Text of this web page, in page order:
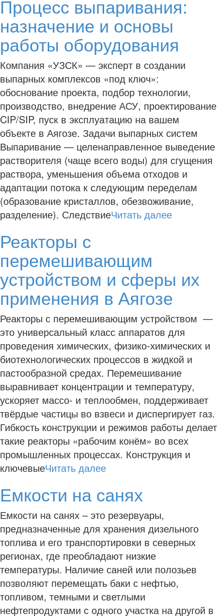
Процесс выпаривания:
назначение и основы
работы оборудования
Компания «УЗСК» — эксперт в создании
выпарных комплексов «под ключ»:
обоснование проекта, подбор технологии,
производство, внедрение АСУ, проектирование
CIP/SIP, пуск в эксплуатацию на вашем
объекте в Аягозе. Задачи выпарных систем
Выпаривание — целенаправленное выведение
растворителя (чаще всего воды) для сгущения
раствора, уменьшения объема отходов и
адаптации потока к следующим переделам
(образование кристаллов, обезвоживание,
разделение). СледствиеЧитать далее
Реакторы с
перемешивающим
устройством и сферы их
применения в Аягозе
Реакторы с перемешивающим устройством —
это универсальный класс аппаратов для
проведения химических, физико-химических и
биотехнологических процессов в жидкой и
пастообразной средах. Перемешивание
выравнивает концентрации и температуру,
ускоряет массо- и теплообмен, поддерживает
твёрдые частицы во взвеси и диспергирует газ.
Гибкость конструкции и режимов работы делает
такие реакторы «рабочим конём» во всех
промышленных процессах. Конструкция и
ключевыеЧитать далее
Емкости на санях
Емкости на санях – это резервуары,
предназначенные для хранения дизельного
топлива и его транспортировки в северных
регионах, где преобладают низкие
температуры. Наличие саней или полозьев
позволяют перемещать баки с нефтью,
топливом, темными и светлыми
нефтепродуктами с одного участка на другой в